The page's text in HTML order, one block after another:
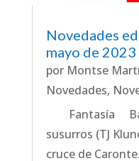
Novedades
mayo de 2023
por Montse
Novedades,
Fantasía
susurros (TJ
cruce de